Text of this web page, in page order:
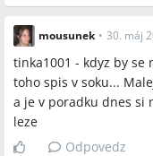
mousunek • 30. máj
tinka1001 - kdyz by se
toho spis v soku...
a je v poradku dnes si
leze
Odpovedz